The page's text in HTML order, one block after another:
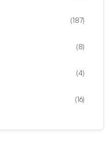
(187)
(8)
(4)
(16)